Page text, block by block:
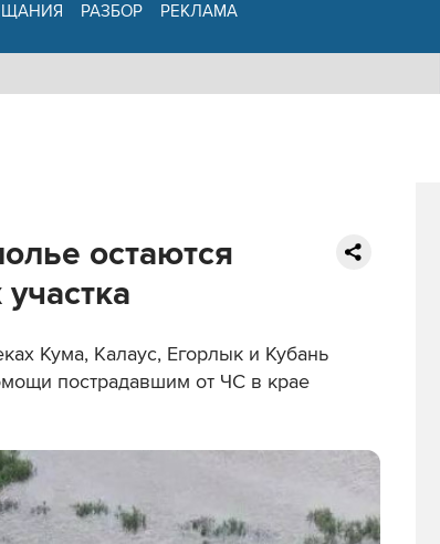
РАЗБОР РЕКЛАМА
остаются
Кума, Калаус, Егорлык и Кубань
пострадавшим от ЧС в крае